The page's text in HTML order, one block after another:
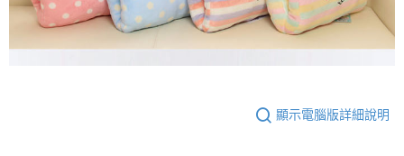
顯示電腦版詳細說明